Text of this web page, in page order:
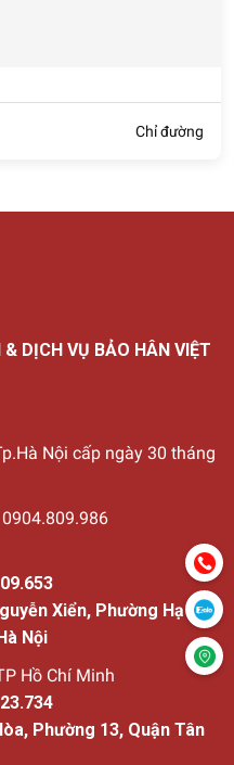
Chỉ đường
DỊCH VỤ BẢO HÂN VIỆT
Nội cấp ngày 30 tháng
Xiển, Phường Hạ
Nội
Hồ Chí Minh
Phường 13, Quận Tân